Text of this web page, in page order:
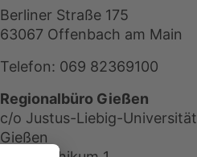
Berliner Straße 175
63067 Offenbach am Main
Telefon: 069 82369100
Regionalbüro Gießen
c/o Justus-Liebig-Universität
Gießen